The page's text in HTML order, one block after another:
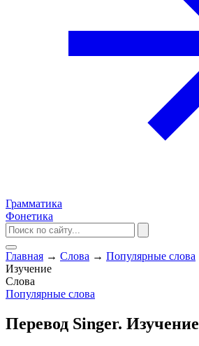
Грамматика
Фонетика
Главная → Слова → Популярные слова
Изучение
Слова
Популярные слова
Перевод Singer. Изучение